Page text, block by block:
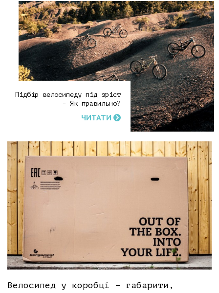
Підбір велосипеду під зріст
- Як правильно?
ЧИТАТИ
Велосипед у коробці – габарити,